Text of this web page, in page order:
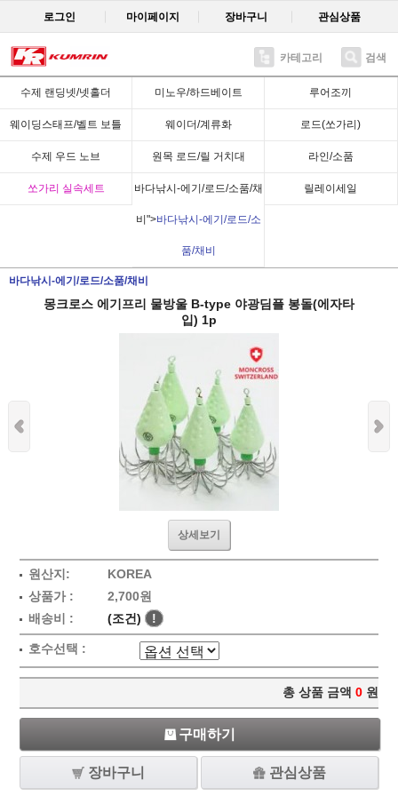
로그인 마이페이지 장바구니 관심상품
카테고리 검색
수제 랜딩넷/넷홀더 미노우/하드베이트 루어조끼
웨이딩스태프/벨트 보틀 웨이더/계류화 로드(쏘가리)
수제 우드 노브 원목 로드/릴 거치대 라인/소품
쏘가리 실속세트 바다낚시-에기/로드/소품/채
비">바다낚시-에기/로드/소
품/채비
릴레이세일
바다낚시-에기/로드/소품/채비
Recent
몽크로스 에기프리 물방울 B-type 야광딤플 봉돌(에자타
입) 1p
상세보기
원산지:
KOREA
상품가 :
2,700원
배송비 :
(조건) !
호수선택 :
총 상품 금액 0 원
구매하기
장바구니 관심상품